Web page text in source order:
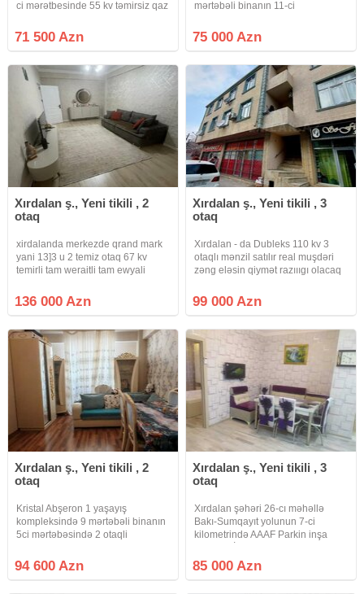
ci mərətbesinde 55 kv təmirsiz qaz
temir et yaşa qiymət kv 1300 azn
71 500 Azn
mərtəbəli binanın 11-ci
təmir olunmuş ümumi sahəsi 48
m2 olan 2-otağa düzəlmə əla
kompleksinin özündə
75 000 Azn
Xırdalan ş., Yeni tikili , 2
otaq
xirdalanda merkezde qrand mark
yani 13]3 u 2 temiz otaq 67 kv
temirli tam weraitli tam ewyali
136 000 Azn
Xırdalan ş., Yeni tikili , 3
otaq
Xırdalan - da Dubleks 110 kv 3
otaqlı mənzil satılır real muşdəri
zəng eləsin qiymət razıııgı olacaq
99 000 Azn
Xırdalan ş., Yeni tikili , 2
otaq
Kristal Abşeron 1 yaşayış
kompleksində 9 mərtəbəli binanın
5ci mərtəbəsində 2 otaqli
işıq, lift daimidiк. İstilik kombidir.
Mənzil tam mərkəzdə yerləşir
94 600 Azn
Xırdalan ş., Yeni tikili , 3
otaq
Xırdalan şəhəri 26-cı məhəllə
Bakı-Sumqayıt yolunun 7-ci
kilometrində AAAF Parkin inşa
hazır və yaşayışlı 13- mərtəbəli
binanın 7-ci mərtəbəsində ümumi
85 000 Azn